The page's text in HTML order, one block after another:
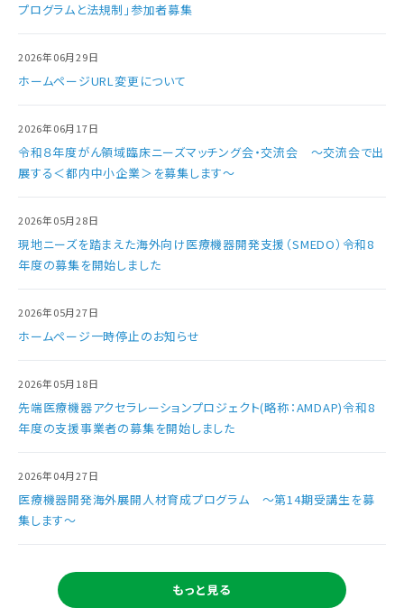
プログラムと法規制」参加者募集
2026年06月29日
ホームページURL変更について
2026年06月17日
令和８年度がん領域臨床ニーズマッチング会・交流会 ～交流会で出
展する＜都内中小企業＞を募集します～
2026年05月28日
現地ニーズを踏まえた海外向け医療機器開発支援（SMEDO）令和8
年度の募集を開始しました
2026年05月27日
ホームページ一時停止のお知らせ
2026年05月18日
先端医療機器アクセラレーションプロジェクト(略称：AMDAP)令和8
年度の支援事業者の募集を開始しました
2026年04月27日
医療機器開発海外展開人材育成プログラム ～第14期受講生を募
集します～
もっと見る